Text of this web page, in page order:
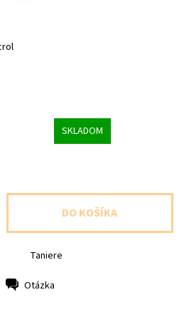
SKLADOM
Taniere
Otázka